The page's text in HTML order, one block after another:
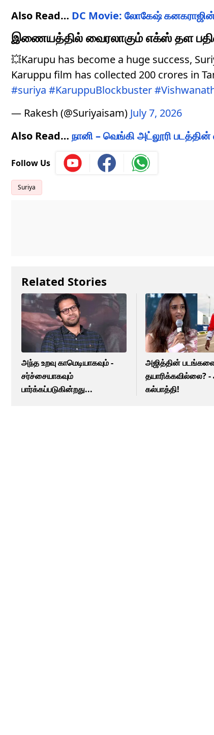
Also Read… DC Movie: லோகேஷ் கனகராஜின்
இணையத்தில் வைரலாகும் எக்ஸ் தள
💥Karupu has become a huge success,
Karuppu film has collected 200 crores in
#suriya #KaruppuBlockbuster
— Rakesh (@Suriyaisam) July 7, 2026
Also Read… நானி – வெங்கி அட்லூரி
Follow Us
Suriya
Related Stories
அந்த உறவு காமெடியாகவும் -
சர்ச்சையாகவும்
பார்க்கப்படுகின்றது...
அஜித்தின்
தயாரிக்கவில்லை?
கல்பாத்தி!